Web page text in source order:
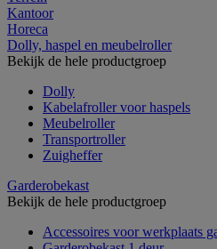
Kantoor
Horeca
Dolly, haspel en meubelroller
Bekijk de hele productgroep
Dolly
Kabelafroller voor haspels
Meubelroller
Transportroller
Zuigheffer
Garderobekast
Bekijk de hele productgroep
Accessoires voor werkplaats